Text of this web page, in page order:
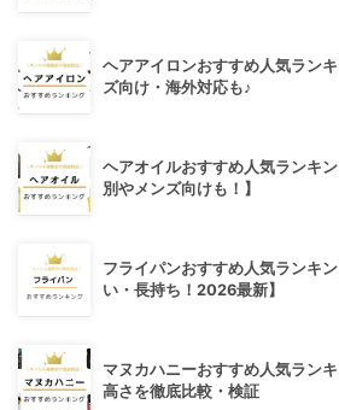
ヘアアイロンおすすめ人気ラン
ズ向け・海外対応も♪
ヘアオイルおすすめ人気ランキ
別やメンズ向けも！】
フライパンおすすめ人気ランキ
い・長持ち！2026最新】
マヌカハニーおすすめ人気ラン
高さを徹底比較・検証